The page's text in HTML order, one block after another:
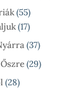
5555
Termék
1717
Termék
3737
2929
2828